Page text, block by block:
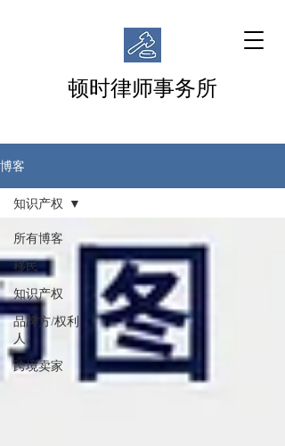
顿时律师事务所
博客
所有博客
移民
知识产权
品牌方/权利
人
跨境卖家
知识产权